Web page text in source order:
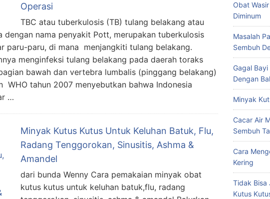
Operasi
TBC atau tuberkulosis (TB) tulang belakang atau
dengan nama penyakit Pott, merupakan tuberkulosis
paru-paru, di mana menjangkiti tulang belakang.
menginfeksi tulang belakang pada daerah toraks
bawah dan vertebra lumbalis (pinggang belakang)
WHO tahun 2007 menyebutkan bahwa Indonesia
…
Minyak Kutus Kutus Untuk Keluhan Batuk, Flu,
Radang Tenggorokan, Sinusitis, Ashma &
Amandel
dari bunda Wenny Cara pemakaian minyak obat
kutus kutus untuk keluhan batuk,flu, radang
Obat
Diminum
Masalah
Sembuh
Gagal
Dengan
Minyak
Cacar Air
Sembuh
Cara
Kering
Tidak Bisa
Kutus